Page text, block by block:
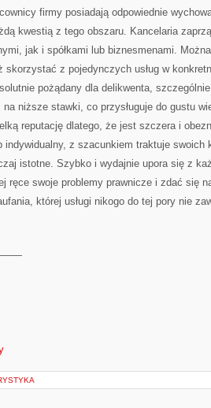
firmy posiadają odpowiednie
kwestią z tego obszaru. Kancelaria
jak i spółkami lub biznesmenami.
skorzystać z pojedynczych usług w
pożądany dla delikwenta,
niższe stawki, co przysługuje do gustu
reputację dlatego, że jest szczera i
indywidualny, z szacunkiem traktuje swoich
istotne. Szybko i wydajnie upora się z
ręce swoje problemy prawnicze i zdać się
której usługi nikogo do tej pory nie